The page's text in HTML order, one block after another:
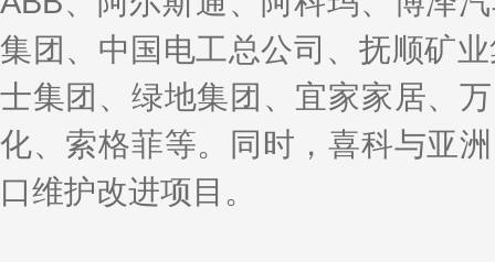
集团、中国电工总公司、抚顺矿
士集团、绿地集团、宜家家居、
化、索格菲等。同时，喜科与亚
口维护改进项目。